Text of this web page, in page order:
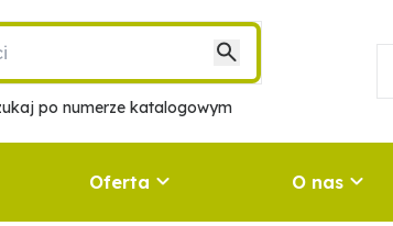
po numerze katalogowym
Oferta O nas